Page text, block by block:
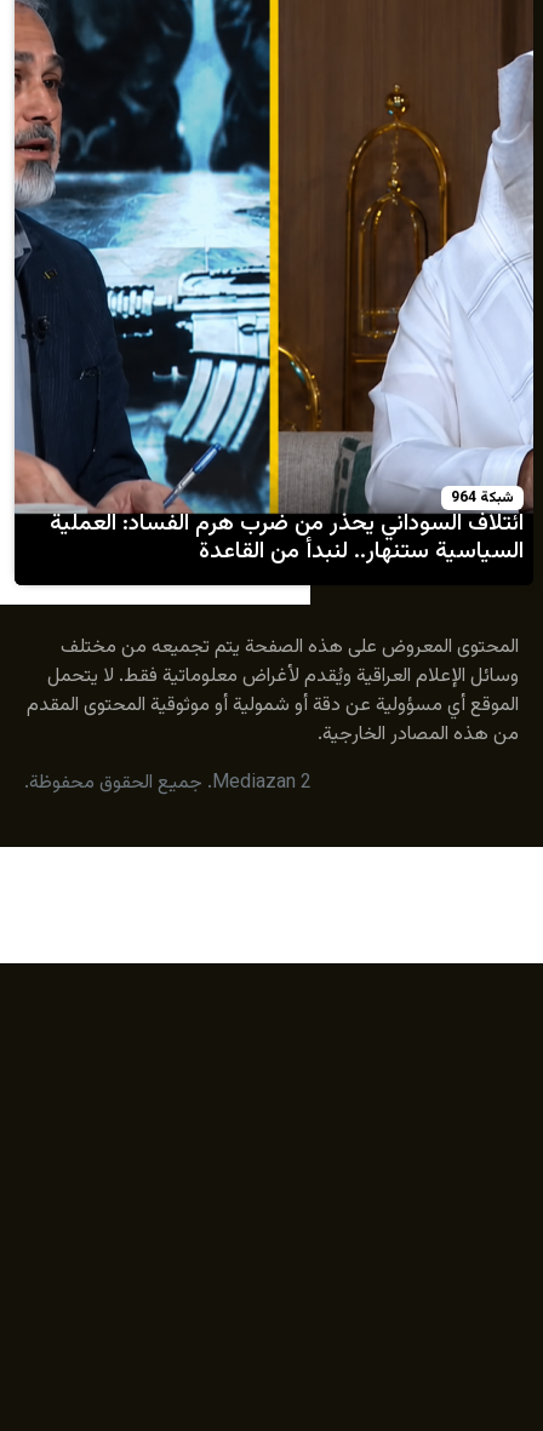
يحذر من ضرب هرم الفساد: العملية
لنبدأ من القاعدة
على هذه الصفحة يتم تجميعه من مختلف
العراقية ويُقدم لأغراض معلوماتية فقط. لا يتحمل
عن دقة أو شمولية أو موثوقية المحتوى المقدم
الخارجية.